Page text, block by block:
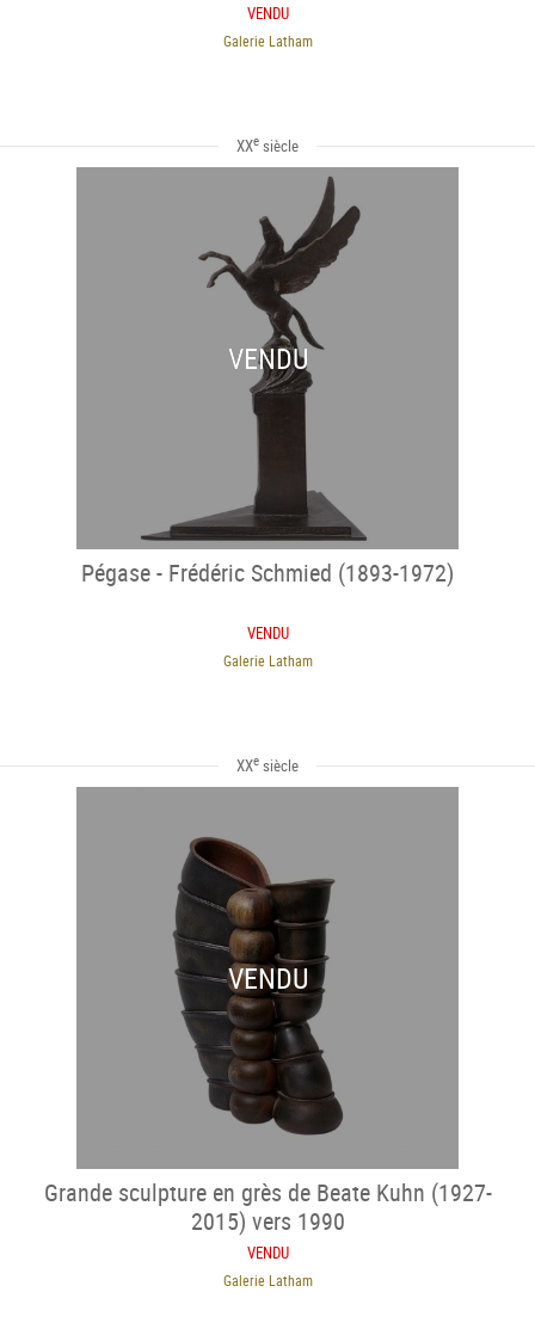
VENDU
Galerie Latham
XXe siècle
VENDU
Pégase - Frédéric Schmied (1893-1972)
VENDU
Galerie Latham
XXe siècle
VENDU
Grande sculpture en grès de Beate Kuhn (1927-
2015) vers 1990
VENDU
Galerie Latham